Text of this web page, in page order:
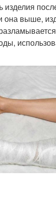
изделия
она выше,